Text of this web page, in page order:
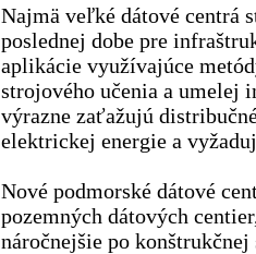
Najmä veľké dátové centrá
poslednej dobe pre
aplikácie využívajúce
strojového učenia a umelej
výrazne zaťažujú
elektrickej energie a
Nové podmorské dátové
pozemných dátových
náročnejšie po konštrukčnej